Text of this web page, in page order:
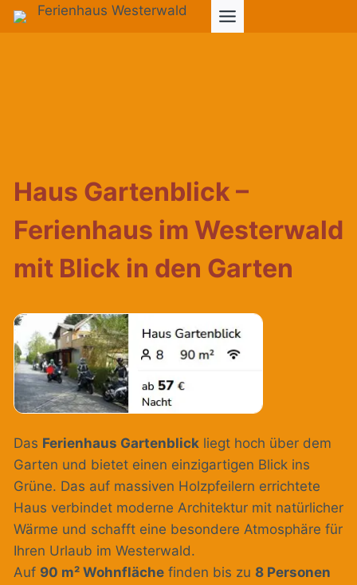
Zum
Haus Gartenblick –
Ferienhaus im Westerwald
mit Blick in den Garten
Das Ferienhaus Gartenblick liegt hoch über dem
Garten und bietet einen einzigartigen Blick ins
Grüne. Das auf massiven Holzpfeilern errichtete
Haus verbindet moderne Architektur mit natürlicher
Wärme und schafft eine besondere Atmosphäre für
Ihren Urlaub im Westerwald.
Auf 90 m² Wohnfläche finden bis zu 8 Personen